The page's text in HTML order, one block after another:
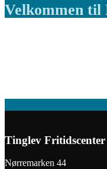
Velkommen
Tinglev Fritidscenter
Nørremarken 44